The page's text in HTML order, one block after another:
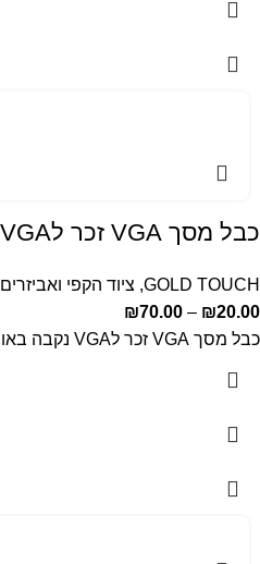
כבל מסך VGA זכר לVGA נקבה
GOLD TOUCH
, ציוד הקפי ואביזרים
₪20.00
–
₪70.00
כבל מסך VGA זכר לVGA נקבה באורך של 1.8 עד 30 מטר